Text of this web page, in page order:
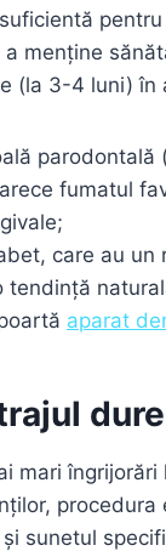
menține
(la 3-4 luni) în
parodontală
fumatul
care au
tendință
aparat
mari
sunetul